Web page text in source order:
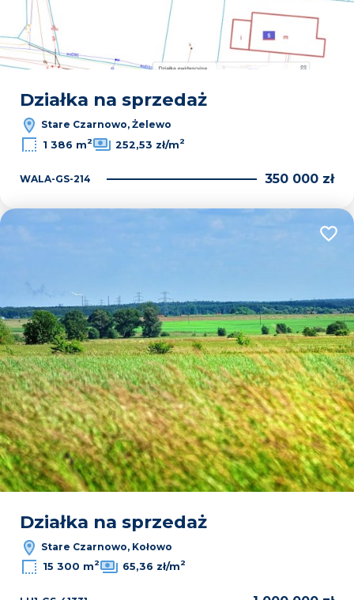
Działka na sprzedaż
Stare Czarnowo, Żelewo
1 386 m2 252,53 zł/m2
WALA-GS-214 350 000 zł
Działka na sprzedaż
Stare Czarnowo, Kołowo
15 300 m2 65,36 zł/m2